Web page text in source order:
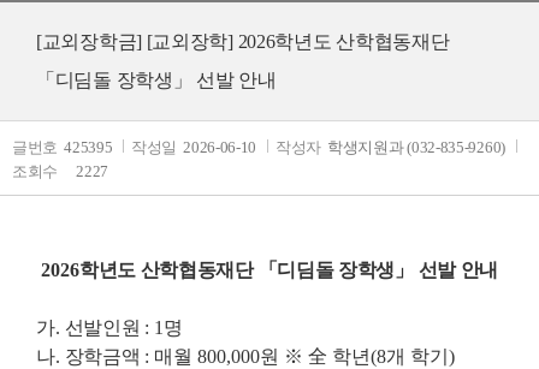
[교외장학금] [교외장학] 2026학년도 산학협동재단
「디딤돌 장학생」 선발 안내
글번호 425395 작성일 2026-06-10 작성자 학생지원과 (032-835-9260)
조회수
2227
2026학년도 산학협동재단「디딤돌 장학생」 선발 안내
가. 선발인원 : 1 명
나. 장학금액 : 매월 800,000원 ※ 全 학년(8개 학기)